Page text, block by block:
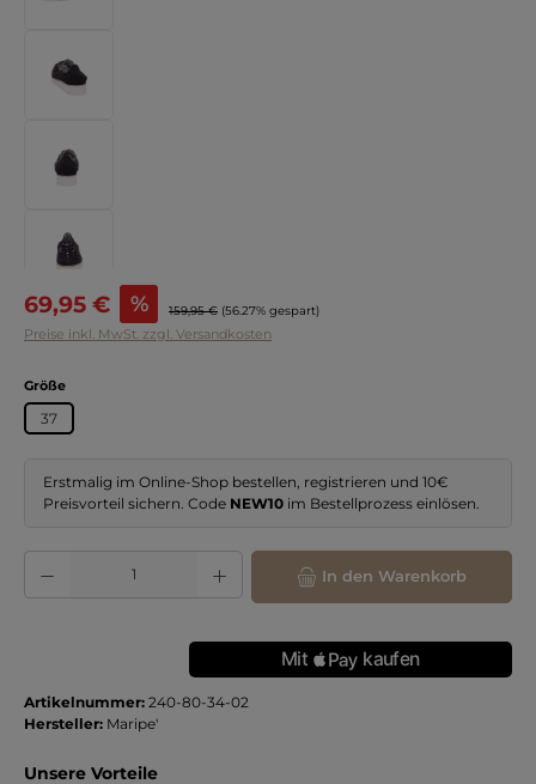
Verkaufspreis:
69,95 € % Regulärer Preis:
159,95 € (56.27% gespart)
Preise inkl. MwSt. zzgl. Versandkosten
Größeauswählen
37
Erstmalig im Online-Shop bestellen, registrieren und 10€
Preisvorteil sichern. Code NEW10 im Bestellprozess einlösen.
Produkt Anzahl: Gib den gewünschten Wert ein oder benutze die
In den Warenkorb
Artikelnummer: 240-80-34-02
Hersteller: Maripe'
Unsere Vorteile